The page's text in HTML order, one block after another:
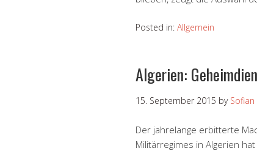
Posted in: Allgemein
Algerien:
15. September 2015 by
Der jahrelange erbitterte
Militärregimes in Algerien